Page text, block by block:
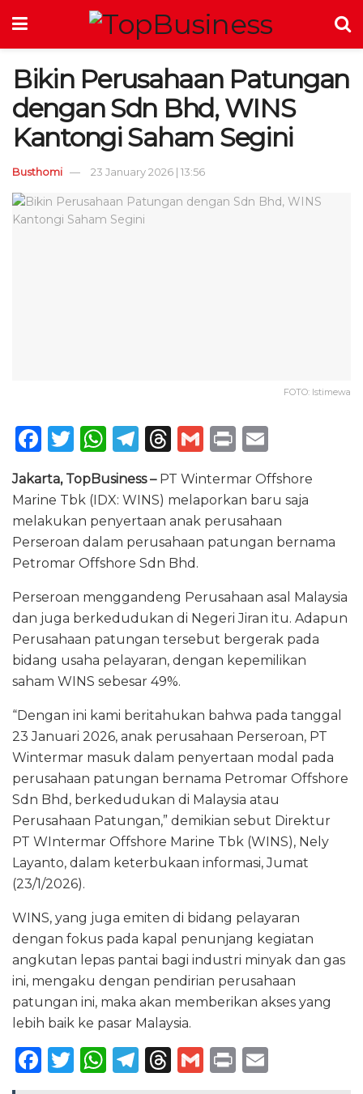
Bikin Perusahaan Patungan
dengan Sdn Bhd, WINS
Kantongi Saham Segini
Busthomi 23 January 2026 | 13:56
FOTO: Istimewa
F
c
e
b
o
o
k
T
w
it
te
r
W
h
a
ts
A
p
p
T
e
g
ra
m
T
re
a
d
s
G
ai
l
P
n
t
m
ai
l
Jakarta, TopBusiness –PT Wintermar Offshore
Marine Tbk (IDX: WINS) melaporkan baru saja
melakukan penyertaan anak perusahaan
Perseroan dalam perusahaan patungan bernama
Petromar Offshore Sdn Bhd.
Perseroan menggandeng Perusahaan asal Malaysia
dan juga berkedudukan di Negeri Jiran itu. Adapun
Perusahaan patungan tersebut bergerak pada
bidang usaha pelayaran, dengan kepemilikan
saham WINS sebesar 49%.
“Dengan ini kami beritahukan bahwa pada tanggal
23 Januari 2026, anak perusahaan Perseroan, PT
Wintermar masuk dalam penyertaan modal pada
perusahaan patungan bernama Petromar Offshore
Sdn Bhd, berkedudukan di Malaysia atau
Perusahaan Patungan,” demikian sebut Direktur
PT WIntermar Offshore Marine Tbk (WINS), Nely
Layanto, dalam keterbukaan informasi, Jumat
(23/1/2026).
WINS, yang juga emiten di bidang pelayaran
dengan fokus pada kapal penunjang kegiatan
angkutan lepas pantai bagi industri minyak dan gas
ini, mengaku dengan pendirian perusahaan
patungan ini, maka akan memberikan akses yang
lebih baik ke pasar Malaysia.
F
T
W T
T
G P